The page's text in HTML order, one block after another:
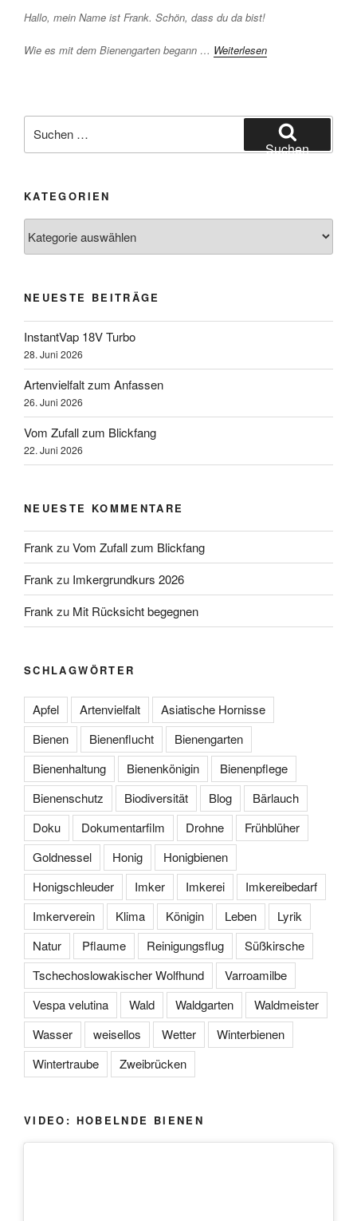
Hallo, mein Name ist Frank. Schön, dass du da bist!
Wie es mit dem Bienengarten begann … Weiterlesen
nach:
Suchen
KATEGORIEN
NEUESTE BEITRÄGE
InstantVap 18V Turbo
28. Juni 2026
Artenvielfalt zum Anfassen
26. Juni 2026
Vom Zufall zum Blickfang
22. Juni 2026
NEUESTE KOMMENTARE
Frank zuVom Zufall zum Blickfang
Frank zu Imkergrundkurs 2026
Frank zu Mit Rücksicht begegnen
SCHLAGWÖRTER
Apfel Artenvielfalt
Asiatische Hornisse
Bienen
Bienenflucht
Bienengarten
Bienenhaltung
Bienenkönigin
Bienenpflege
Bienenschutz
Biodiversität Blog
Bärlauch
Doku
Dokumentarfilm Drohne
Frühblüher
Goldnessel
Honig
Honigbienen
Honigschleuder
Imker Imkerei
Imkereibedarf
Imkerverein
Klima Königin Leben
Lyrik
Natur
Pflaume Reinigungsflug
Süßkirsche
Tschechoslowakischer Wolfhund
Varroamilbe
Vespa velutina
Wald Waldgarten
Waldmeister
Wasser
weisellos Wetter
Winterbienen
Wintertraube
Zweibrücken
VIDEO: HOBELNDE BIENEN